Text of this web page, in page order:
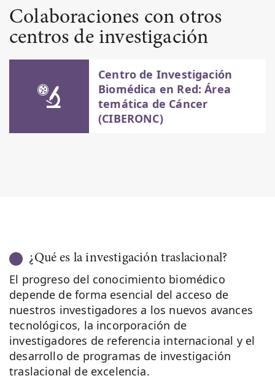
Colaboraciones con otros
centros de investigación
Centro de Investigación
Biomédica en Red: Área
temática de Cáncer
(CIBERONC)
¿Qué es la investigación traslacional?
El progreso del conocimiento biomédico
depende de forma esencial del acceso de
nuestros investigadores a los nuevos avances
tecnológicos, la incorporación de
investigadores de referencia internacional y el
desarrollo de programas de investigación
traslacional de excelencia.